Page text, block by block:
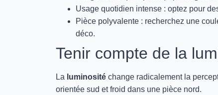
Usage quotidien intense : optez pour
Pièce polyvalente : recherchez une
déco.
Tenir compte de la
La luminosité change radicalement la
orientée sud et froid dans une pièce nord.